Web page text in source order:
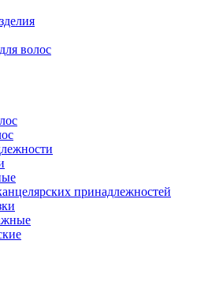
волос
принадлежностей